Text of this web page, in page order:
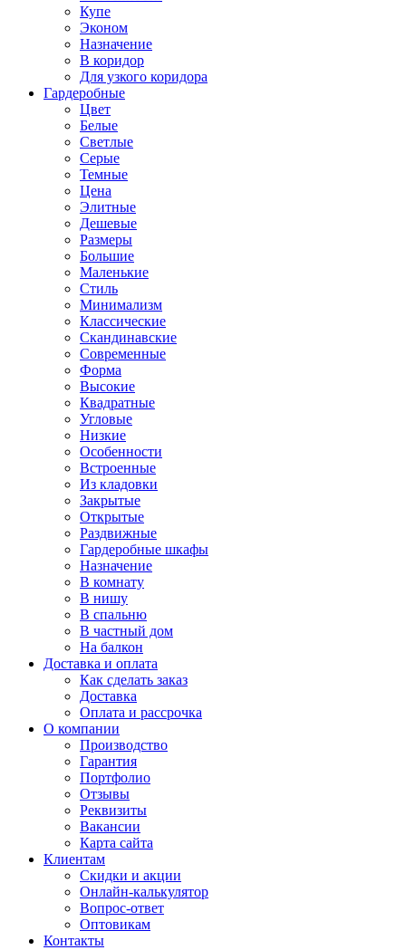
Купе
Эконом
Назначение
В коридор
Для узкого коридора
Гардеробные
Цвет
Белые
Светлые
Серые
Темные
Цена
Элитные
Дешевые
Размеры
Большие
Маленькие
Стиль
Минимализм
Классические
Скандинавские
Современные
Форма
Высокие
Квадратные
Угловые
Низкие
Особенности
Встроенные
Из кладовки
Закрытые
Открытые
Раздвижные
Гардеробные шкафы
Назначение
В комнату
В нишу
В спальню
В частный дом
На балкон
Доставка и оплата
Как сделать заказ
Доставка
Оплата и рассрочка
О компании
Производство
Гарантия
Портфолио
Отзывы
Реквизиты
Вакансии
Карта сайта
Клиентам
Скидки и акции
Онлайн-калькулятор
Вопрос-ответ
Оптовикам
Контакты